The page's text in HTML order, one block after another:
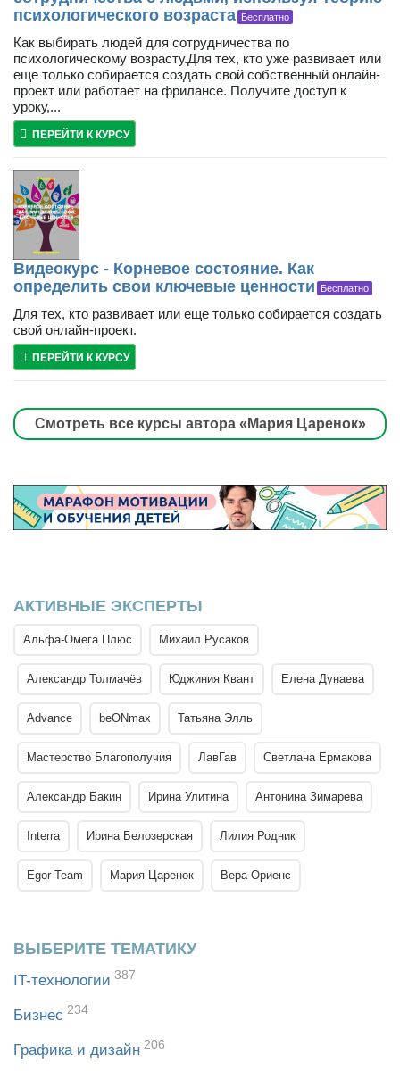
психологического возраста Бесплатно
Как выбирать людей для сотрудничества по
психологическому возрасту.Для тех, кто уже развивает или
еще только собирается создать свой собственный онлайн-
проект или работает на фрилансе. Получите доступ к
уроку,...
ПЕРЕЙТИ К КУРСУ
Видеокурс - Корневое состояние. Как
определить свои ключевые ценности
Бесплатно
Для тех, кто развивает или еще только собирается создать
свой онлайн-проект.
ПЕРЕЙТИ К КУРСУ
Смотреть все курсы автора «Мария Царенок»
АКТИВНЫЕ ЭКСПЕРТЫ
Альфа-Омега Плюс Михаил Русаков
Александр Толмачёв Юджиния Квант Елена Дунаева
Advance beONmax Татьяна Элль
Мастерство Благополучия ЛавГав Светлана Ермакова
Александр Бакин Ирина Улитина Антонина Зимарева
Interra Ирина Белозерская Лилия Родник
Egor Team Мария Царенок Вера Ориенс
ВЫБЕРИТЕ ТЕМАТИКУ
IT-технологии 387
Бизнес 234
Графика и дизайн 206